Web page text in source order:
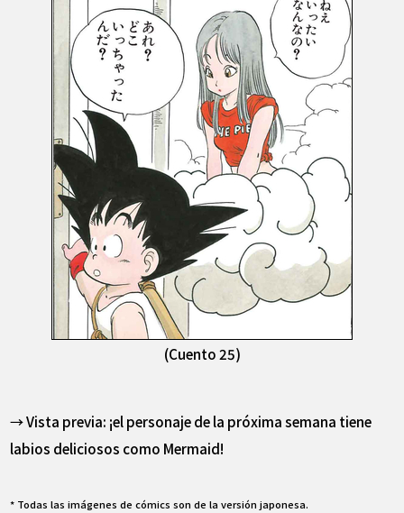
(Cuento 25)
→ Vista previa: ¡el personaje de la próxima semana tiene
labios deliciosos como Mermaid!
* Todas las imágenes de cómics son de la versión japonesa.